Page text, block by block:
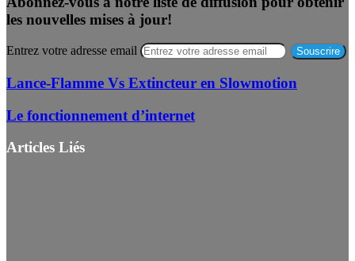
les nouvelles mises à jour!
Entrez votre adresse email
Lance-Flamme Vs Extincteur en Slowmotion
Le fonctionnement d’internet
Articles Liés